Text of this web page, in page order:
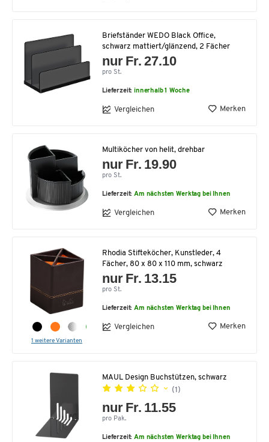
Briefständer WEDO Black Office,
schwarz mattiert/glänzend, 2 Fächer
nur Fr. 27.10
pro St.
Lieferzeit:innerhalb 1 Woche
Vergleichen Merken
Multiköcher von helit, drehbar
nur Fr. 19.90
pro St.
Lieferzeit:Am nächsten Werktag bei Ihnen
Vergleichen Merken
1 weitere Varianten
Rhodia Stifteköcher, Kunstleder, 4
Fächer, 80 x 80 x 110 mm, schwarz
nur Fr. 13.15
pro St.
Lieferzeit:Am nächsten Werktag bei Ihnen
Vergleichen Merken
MAUL Design Buchstützen, schwarz
(1)
nur Fr. 11.55
pro Pak.
Lieferzeit:Am nächsten Werktag bei Ihnen